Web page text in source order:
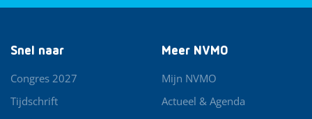
Snel naar
Congres 2027
Tijdschrift
Meer NVMO
Mijn NVMO
Actueel & Agenda